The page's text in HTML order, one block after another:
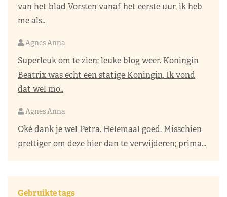
van het blad Vorsten vanaf het eerste uur, ik heb
me als..
Agnes Anna
Superleuk om te zien; leuke blog weer. Koningin
Beatrix was echt een statige Koningin. Ik vond
dat wel mo..
Agnes Anna
Oké dank je wel Petra. Helemaal goed. Misschien
prettiger om deze hier dan te verwijderen; prima...
Gebruikte tags